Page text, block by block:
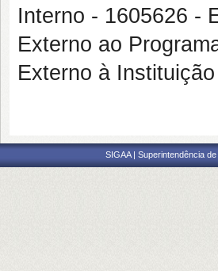
Interno - 1605626 -
Externo ao
Externo à
SIGAA | Superintendência